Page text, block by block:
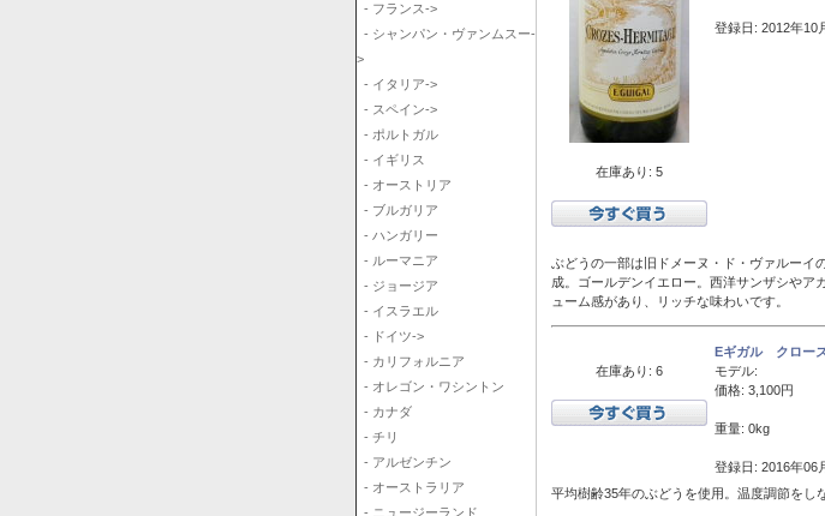
- フランス->
- シャンパン・ヴァンムスー-
>
- イタリア->
- スペイン->
- ポルトガル
- イギリス
- オーストリア
- ブルガリア
- ハンガリー
- ルーマニア
- ジョージア
- イスラエル
- ドイツ->
- カリフォルニア
- オレゴン・ワシントン
- カナダ
- チリ
- アルゼンチン
- オーストラリア
- ニュージーランド
在庫あり: 5
登録日: 2012年10
ぶどうの一部は旧ドメーヌ・ド・ヴァルーイ
成。ゴールデンイエロー。西洋サンザシやア
ューム感があり、リッチな味わいです。
在庫あり: 6
Eギガル クロー
モデル:
価格: 3,100円
重量: 0kg
登録日: 2016年06
平均樹齢35年のぶどうを使用。温度調節をし